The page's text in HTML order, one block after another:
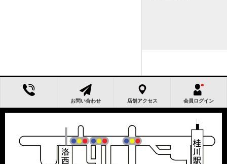
お問い合わせ 店舗アクセス 会員ログイン